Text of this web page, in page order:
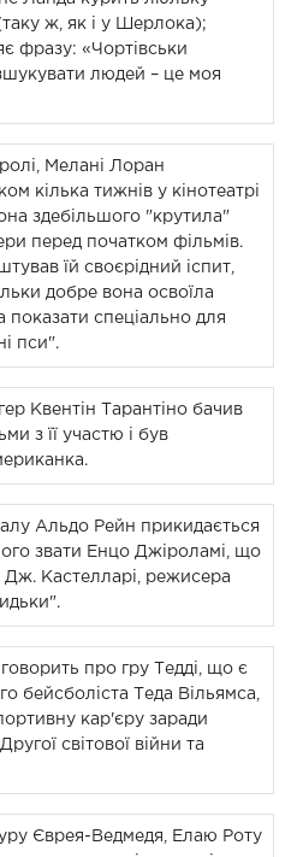
ж, як і у Шерлока);
фразу: «Чортівськи
людей – це моя
Мелані Лоран
кілька тижнів у кінотеатрі
здебільшого "крутила"
перед початком фільмів.
їй своєрідний іспит,
добре вона освоїла
спеціально для
пси".
Квентін Тарантіно бачив
з її участю і був
Альдо Рейн прикидається
звати Енцо Джіроламі, що
Кастелларі, режисера
говорить про гру Тедді, що є
бейсболіста Теда Вільямса,
кар'єру заради
світової війни та
Єврея-Ведмедя, Елаю Роту